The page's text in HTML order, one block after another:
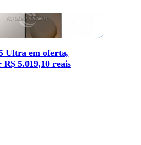
Ultra em oferta,
R$ 5.019,10 reais